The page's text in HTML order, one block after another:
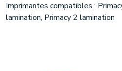
Imprimantes compatibles :
lamination, Primacy 2 lamination